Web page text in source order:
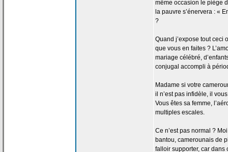
même occasion le piège
la pauvre s’énervera : «
?
Quand j’expose tout ceci
que vous en faites ?
mariage célébré,
conjugal accompli à
Madame si votre
il n’est pas infidèle, il
Vous êtes sa femme, l’a
multiples escales.
Ce n’est pas normal ?
bantou, camerounais de
falloir supporter, car